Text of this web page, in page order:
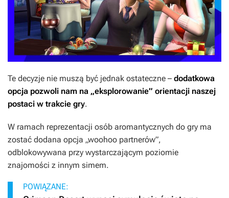
Te decyzje nie muszą być jednak ostateczne – dodatkowa
opcja pozwoli nam na „eksplorowanie” orientacji naszej
postaci w trakcie gry.
W ramach reprezentacji osób aromantycznych do gry ma
zostać dodana opcja „woohoo partnerów”,
odblokowywana przy wystarczającym poziomie
znajomości z innym simem.
POWIĄZANE: